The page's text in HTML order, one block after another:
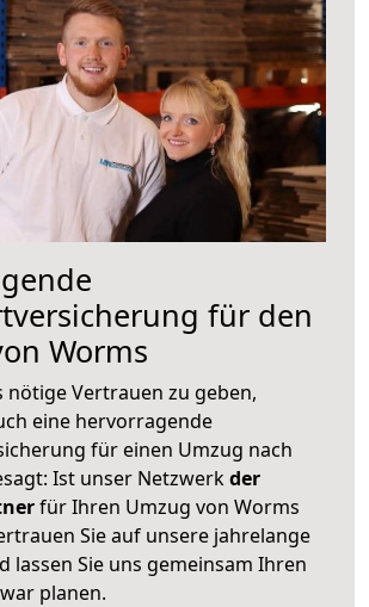
für den
Worms
nötige Vertrauen zu geben,
eine hervorragende
für einen Umzug nach
Ist unser Netzwerkder
für Ihren Umzug von Worms
Sie auf unsere jahrelange
lassen Sie uns gemeinsam Ihren
planen.